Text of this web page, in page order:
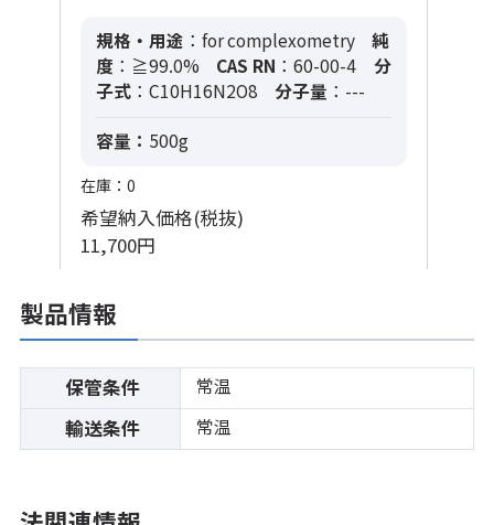
規格・用途 ：for complexometry
純
度 ：≧99.0% CAS RN ：60-00-4
分
子式：C10H16N2O8 分子量 ：---
容量： 500g
在庫：0
希望納入価格(税抜)
11,700円
製品情報
保管条件 常温
輸送条件 常温